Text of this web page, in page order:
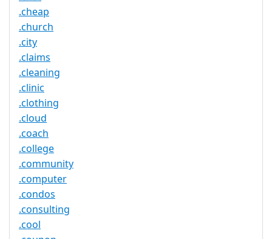
.cheap
.church
.city
.claims
.cleaning
.clinic
.clothing
.cloud
.coach
.college
.community
.computer
.condos
.consulting
.cool